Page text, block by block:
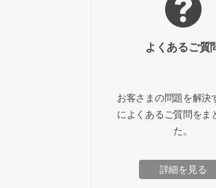
よくあるご質
お客さまの問題を解決
によくあるご質問をま
た。
詳細を見る